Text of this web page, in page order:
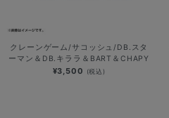
クレーンゲーム/サコッシュ/DB.スタ
ーマン＆DB.キララ＆BART＆CHAPY
¥3,500 (税込)